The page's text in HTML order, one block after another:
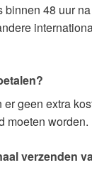
48 uur
geen extra
moeten
verzenden